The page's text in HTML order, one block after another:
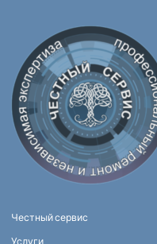
Честный сервис
Услуги